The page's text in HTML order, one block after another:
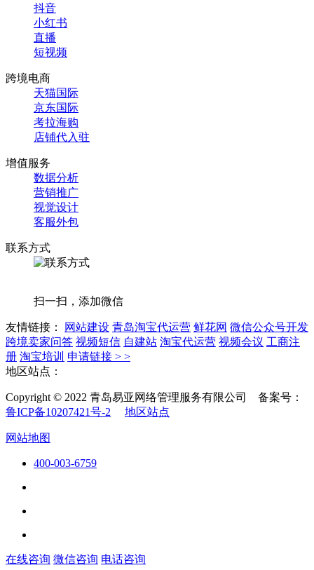
抖音
小红书
直播
短视频
跨境电商
天猫国际
京东国际
考拉海购
店铺代入驻
增值服务
数据分析
营销推广
视觉设计
客服外包
联系方式
扫一扫，添加微信
友情链接： 网站建设 青岛淘宝代运营 鲜花网 微信公众号开发
跨境卖家问答 视频短信 自建站 淘宝代运营 视频会议 工商注
册 淘宝培训 申请链接 > >
地区站点：
Copyright © 2022 青岛易亚网络管理服务有限公司 备案号：
鲁ICP备10207421号-2
地区站点
网站地图
400-003-6759
在线咨询 微信咨询 电话咨询